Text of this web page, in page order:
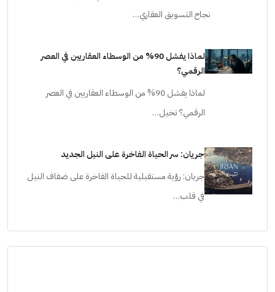
نجاح التسويق العقاري…
لماذا يفشل 90% من الوسطاء العقاريين في العصر
الرقمي؟
لماذا يفشل 90% من الوسطاء العقاريين في العصر
الرقمي؟ تخيل…
جريان: سر الحياة الفاخرة على النيل الجديد
جريان: رؤية مستقبلية للحياة الفاخرة على ضفاف النيل
في قلب…